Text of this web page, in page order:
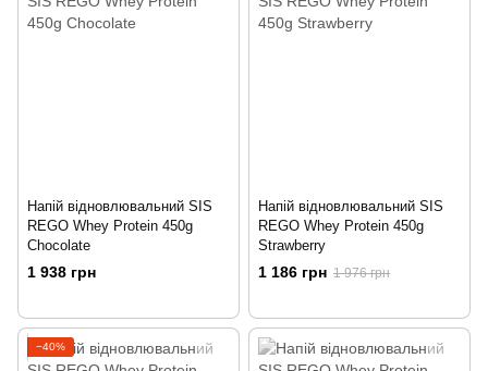
Напій відновлювальний SIS
REGO Whey Protein 450g
Chocolate
1 938 грн
Напій відновлювальний SIS
REGO Whey Protein 450g
Strawberry
1 186 грн 1 976 грн
−40%